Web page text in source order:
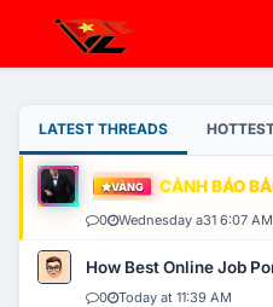
LATEST THREADS
VÀNG CẢNH BÁO
0 Wednesday a31 6:07 AM
How Best Online Job
0 Today at 11:39 AM